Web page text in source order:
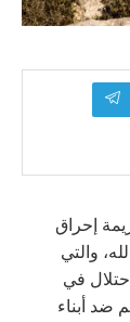
إحراق
والتي
في
ضد أبناء